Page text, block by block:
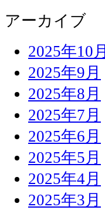
アーカイブ
2025年10月
2025年9月
2025年8月
2025年7月
2025年6月
2025年5月
2025年4月
2025年3月